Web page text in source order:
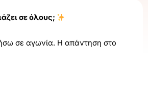
σε όλους;
σε αγωνία. Η απάντηση στο